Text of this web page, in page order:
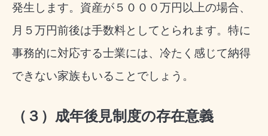
発生します。資産が５０００万円以上の場合、
月５万円前後は手数料としてとられます。特に
事務的に対応する士業には、冷たく感じて納得
できない家族もいることでしょう。
（３）成年後見制度の存在意義